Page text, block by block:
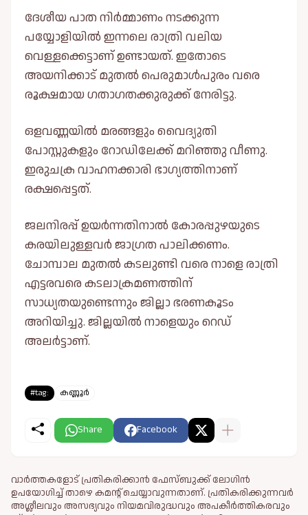
ദേശീയ പാത നിര്‍മ്മാണം നടക്കുന്ന
പയ്യോളിയില്‍ ഇന്നലെ രാത്രി വലിയ
വെള്ളക്കെട്ടാണ് ഉണ്ടായത്. ഇതോടെ
അയനിക്കാട് മുതല്‍ പെരുമാള്‍പുരം വരെ
രൂക്ഷമായ ഗതാഗതക്കുരുക്ക് നേരിട്ടു.
ഒളവണ്ണയില്‍ മരങ്ങളും വൈദ്യുതി
പോസ്റ്റുകളും റോഡിലേക്ക് മറിഞ്ഞു വീണു.
ഇരുചക്ര വാഹനക്കാരി ഭാഗ്യത്തിനാണ്
രക്ഷപ്പെട്ടത്.
ജലനിരപ്പ് ഉയര്‍ന്നതിനാല്‍ കോരപ്പുഴയുടെ
കരയിലുള്ളവര്‍ ജാഗ്രത പാലിക്കണം.
ചോമ്പാല മുതല്‍ കടലുണ്ടി വരെ നാളെ രാത്രി
എട്ടരവരെ കടലാക്രമണത്തിന്
സാധ്യതയുണ്ടെന്നും ജില്ലാ ഭരണകൂടം
അറിയിച്ചു. ജില്ലയില്‍ നാളെയും റെഡ്
അലര്‍ട്ടാണ്.
#tag: കണ്ണൂർ
Share Facebook
വാർത്തകളോട് പ്രതികരിക്കാൻ ഫേസ്ബുക്ക് ലോഗിൻ
ഉപയോഗിച്ച് താഴെ കമന്റ് ചെയ്യാവുന്നതാണ്. പ്രതികരിക്കുന്നവര്‍
അശ്ലീലവും അസഭ്യവും നിയമവിരുദ്ധവും അപകീര്‍ത്തികരവും